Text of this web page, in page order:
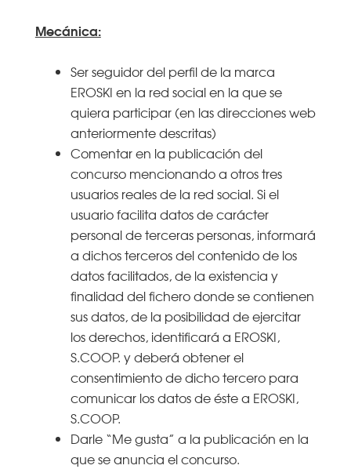
Mecánica:
Ser seguidor del perfil de la marca
EROSKI en la red social en la que se
quiera participar (en las direcciones web
anteriormente descritas)
Comentar en la publicación del
concurso mencionando a otros tres
usuarios reales de la red social. Si el
usuario facilita datos de carácter
personal de terceras personas, informará
a dichos terceros del contenido de los
datos facilitados, de la existencia y
finalidad del fichero donde se contienen
sus datos, de la posibilidad de ejercitar
los derechos, identificará a EROSKI,
S.COOP. y deberá obtener el
consentimiento de dicho tercero para
comunicar los datos de éste a EROSKI,
S.COOP.
Darle “Me gusta” a la publicación en la
que se anuncia el concurso.